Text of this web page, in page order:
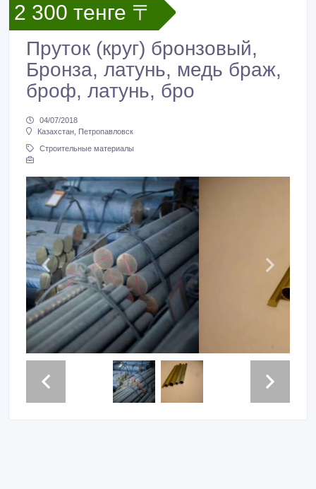
2 300 тенге 〒
Пруток (круг) бронзовый,
Бронза, латунь, медь браж,
броф, латунь, бро
04/07/2018
Казахстан, Петропавловск
Строительные материалы